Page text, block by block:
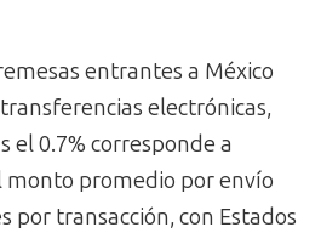
entrantes a México
electrónicas,
el 0.7% corresponde a
monto promedio por envío
por transacción, con Estados